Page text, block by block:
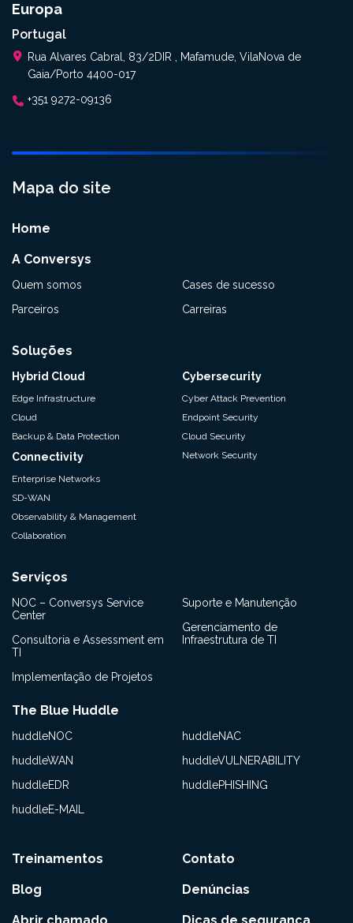
Europa
Portugal
Rua Alvares Cabral, 83/2DIR , Mafamude, VilaNova de
Gaia/Porto 4400-017
+351 9272-09136
Mapa do site
Home
A Conversys
Quem somos
Parceiros
Cases de sucesso
Carreiras
Soluções
Hybrid Cloud
Edge Infrastructure
Cloud
Backup & Data Protection
Connectivity
Enterprise Networks
SD-WAN
Observability & Management
Collaboration
Cybersecurity
Cyber Attack Prevention
Endpoint Security
Cloud Security
Network Security
Serviços
NOC – Conversys Service
Center
Consultoria e Assessment em
TI
Implementação de Projetos
Suporte e Manutenção
Gerenciamento de
Infraestrutura de TI
The Blue Huddle
huddleNOC
huddleWAN
huddleEDR
huddleE-MAIL
huddleNAC
huddleVULNERABILITY
huddlePHISHING
Treinamentos
Blog
Contato
Denúncias